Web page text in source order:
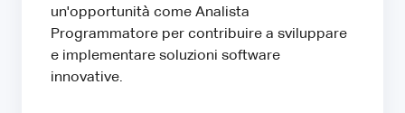
un'opportunità come Analista
Programmatore per contribuire a sviluppare
e implementare soluzioni software
innovative.